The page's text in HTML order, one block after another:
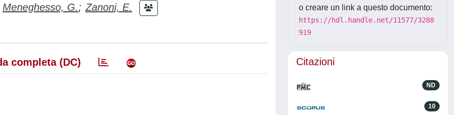
Meneghesso, G.; Zanoni, E.
completa (DC)
o creare un link a questo documento:
https://hdl.handle.net/11577/3288
919
Citazioni
ND
10